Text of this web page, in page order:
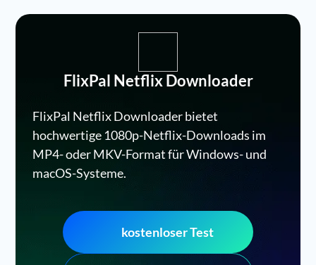
FlixPal Netflix Downloader
FlixPal Netflix Downloader bietet
hochwertige 1080p-Netflix-Downloads im
MP4- oder MKV-Format für Windows- und
macOS-Systeme.
kostenloser Test